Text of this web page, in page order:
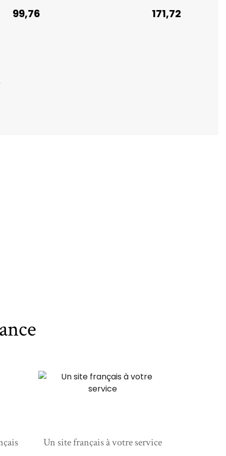
99,76 171,72
Un site français à votre service